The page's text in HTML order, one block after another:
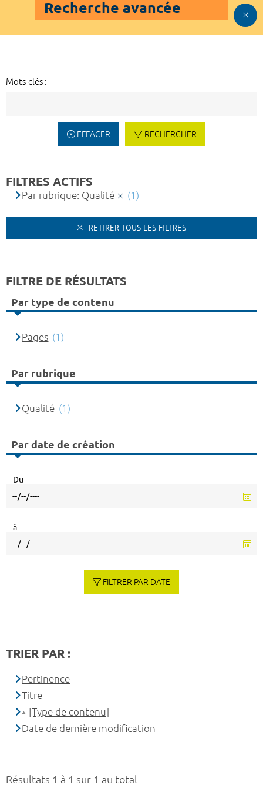
Recherche avancée
Mots-clés :
EFFACER RECHERCHER
Résultats 1 à 1 sur 1 au total
FILTRES ACTIFS
Par rubrique: Qualité (1)
RETIRER TOUS LES FILTRES
FILTRE DE RÉSULTATS
Par type de contenu
Pages (1)
Par rubrique
Qualité (1)
Par date de création
Du
à
FILTRER PAR DATE
TRIER PAR :
Pertinence
Titre
[Type de contenu]
Date de dernière modification